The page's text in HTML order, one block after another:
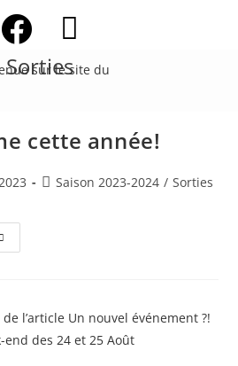
Sorties
cette année!
PostSaison 2023-2024 / Sorties